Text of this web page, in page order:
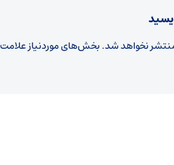
نخواهد شد.بخش‌های موردنیاز